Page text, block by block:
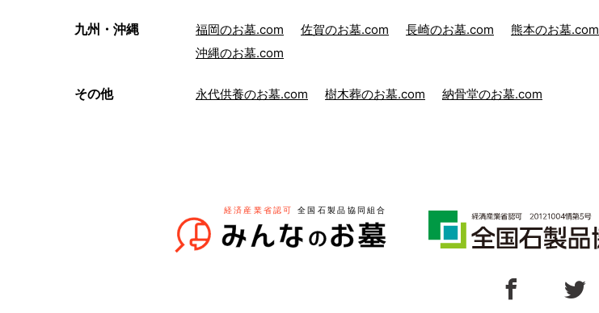
九州・沖縄 福岡のお墓.com 佐賀のお墓.com 長崎のお墓.com 熊本のお墓.com
沖縄のお墓.com
その他 永代供養のお墓.com 樹木葬のお墓.com 納骨堂のお墓.com